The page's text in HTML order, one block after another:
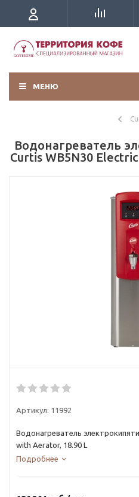
МЕНЮ
Водонагреватель
Curtis WB5N30
Артикул: 11992
Водонагреватель
with Aerator, 18.90 L
Подробнее